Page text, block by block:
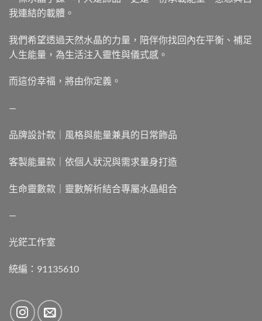
我連結的載體。
我們希望透過天然水晶的力量，陪伴你找回內在平衡、補足
人生能量，為生活注入靈性與儀式感。
而這份幸福，將由你定義。
—
品牌設計款｜風格與能量兼具的日常飾品
客製能量款｜依個人狀況與需求量身打造
生命靈數款｜靈數解析結合專屬水晶組合
—
光鋩工作室
統編：91135610